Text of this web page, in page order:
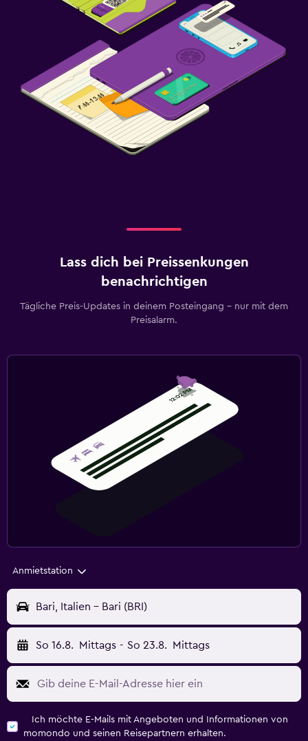
Lass dich bei Preissenkungen
benachrichtigen
Tägliche Preis-Updates in deinem Posteingang – nur mit dem
Preisalarm.
Anmietstation
Bari, Italien - Bari (BRI)
So 16.8. Mittags - So 23.8. Mittags
Ich möchte E-Mails mit Angeboten und Informationen von
momondo und seinen Reisepartnern erhalten.